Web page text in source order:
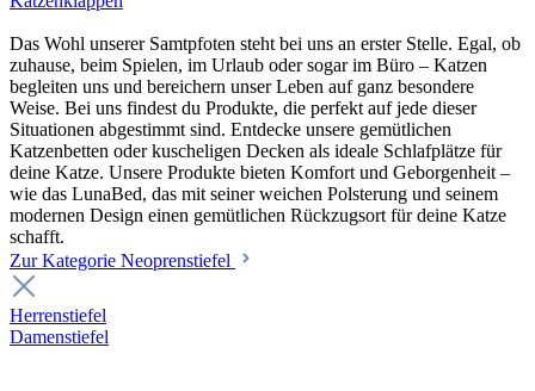
Das Wohl unserer Samtpfoten steht bei uns an erster Stelle. Egal, ob
zuhause, beim Spielen, im Urlaub oder sogar im Büro – Katzen
begleiten uns und bereichern unser Leben auf ganz besondere
Weise. Bei uns findest du Produkte, die perfekt auf jede dieser
Situationen abgestimmt sind. Entdecke unsere gemütlichen
Katzenbetten oder kuscheligen Decken als ideale Schlafplätze für
deine Katze. Unsere Produkte bieten Komfort und Geborgenheit –
wie das LunaBed, das mit seiner weichen Polsterung und seinem
modernen Design einen gemütlichen Rückzugsort für deine Katze
schafft.
Zur Kategorie Neoprenstiefel
Herrenstiefel
Damenstiefel